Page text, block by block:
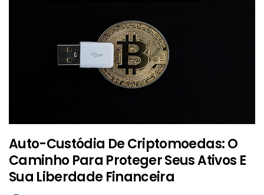
Auto-Custódia De Criptomoedas: O
Caminho Para Proteger Seus Ativos E
Sua Liberdade Financeira